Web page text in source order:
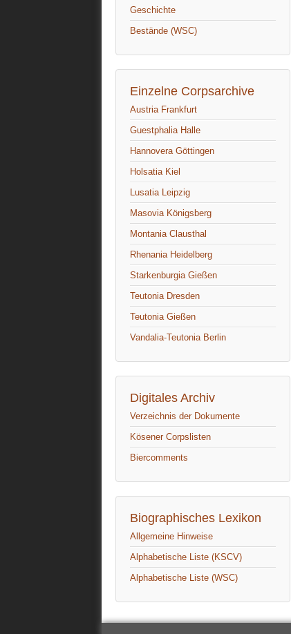
Geschichte
Bestände (WSC)
Einzelne Corpsarchive
Austria Frankfurt
Guestphalia Halle
Hannovera Göttingen
Holsatia Kiel
Lusatia Leipzig
Masovia Königsberg
Montania Clausthal
Rhenania Heidelberg
Starkenburgia Gießen
Teutonia Dresden
Teutonia Gießen
Vandalia-Teutonia Berlin
Digitales Archiv
Verzeichnis der Dokumente
Kösener Corpslisten
Biercomments
Biographisches Lexikon
Allgemeine Hinweise
Alphabetische Liste (KSCV)
Alphabetische Liste (WSC)